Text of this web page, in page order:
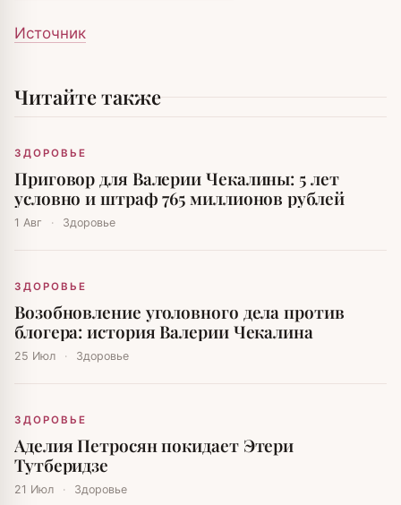
Источник
Читайте также
ЗДОРОВЬЕ
Приговор для Валерии Чекалины: 5 лет
условно и штраф 765 миллионов рублей
1 Авг · Здоровье
ЗДОРОВЬЕ
Возобновление уголовного дела против
блогера: история Валерии Чекалина
25 Июл · Здоровье
ЗДОРОВЬЕ
Аделия Петросян покидает Этери
Тутберидзе
21 Июл · Здоровье